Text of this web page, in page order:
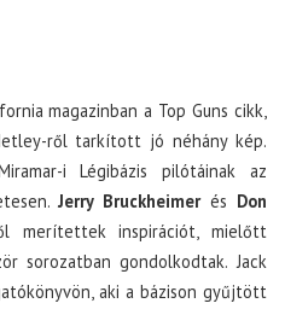
magazinban a Top Guns cikk,
ről tarkított jó néhány kép.
i Légibázis pilótáinak az
Jerry Bruckheimerés Don
merítettek inspirációt, mielőtt
sorozatban gondolkodtak. Jack
aki a bázison gyűjtött